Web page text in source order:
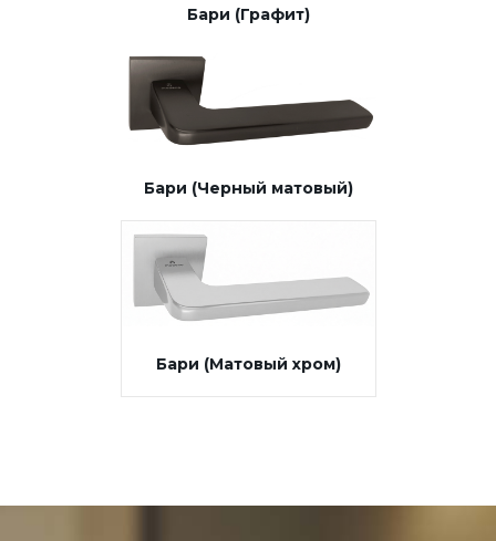
Бари (Графит)
Бари (Черный матовый)
Бари (Матовый хром)